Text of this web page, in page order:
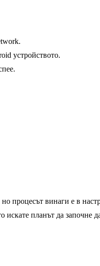
устройството.
процесът винаги е в
планът да започне